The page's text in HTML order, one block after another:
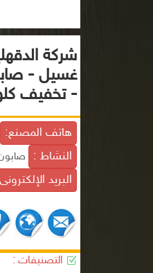
شركة
غسيل -
- تخفيف
هاتف المصنع:
النشاط :
البريد
التصنيفات :